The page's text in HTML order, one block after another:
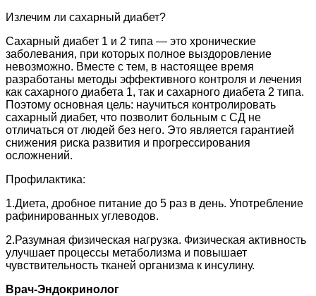
Излечим ли сахарный диабет?
Сахарный диабет 1 и 2 типа — это хронические
заболевания, при которых полное выздоровление
невозможно. Вместе с тем, в настоящее время
разработаны методы эффективного контроля и лечения
как сахарного диабета 1, так и сахарного диабета 2 типа.
Поэтому основная цель: научиться контролировать
сахарный диабет, что позволит больным с СД не
отличаться от людей без него. Это является гарантией
снижения риска развития и прогрессирования
осложнений.
Профилактика:
1.Диета, дробное питание до 5 раз в день. Употребление
рафинированных углеводов.
2.Разумная физическая нагрузка. Физическая активность
улучшает процессы метаболизма и повышает
чувствительность тканей организма к инсулину.
Врач-Эндокринолог